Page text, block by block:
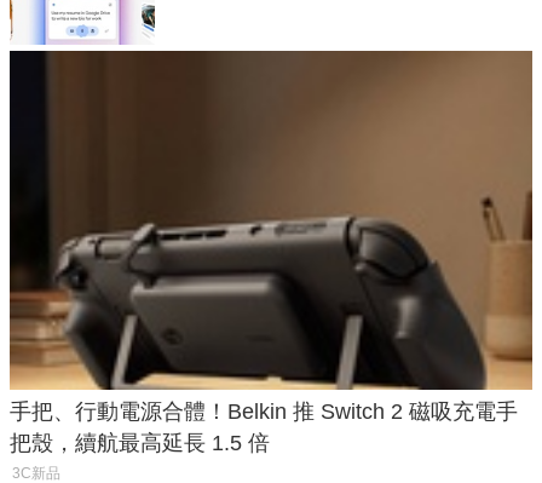
手把、行動電源合體！Belkin 推 Switch 2 磁吸充電手
把殼，續航最高延長 1.5 倍
3C新品